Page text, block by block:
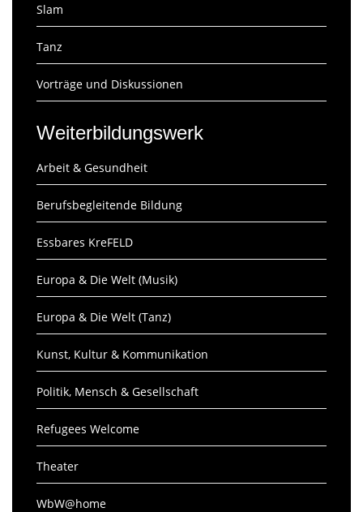
Slam
Tanz
Vorträge und Diskussionen
Weiterbildungswerk
Arbeit & Gesundheit
Berufsbegleitende Bildung
Essbares KreFELD
Europa & Die Welt (Musik)
Europa & Die Welt (Tanz)
Kunst, Kultur & Kommunikation
Politik, Mensch & Gesellschaft
Refugees Welcome
Theater
WbW@home